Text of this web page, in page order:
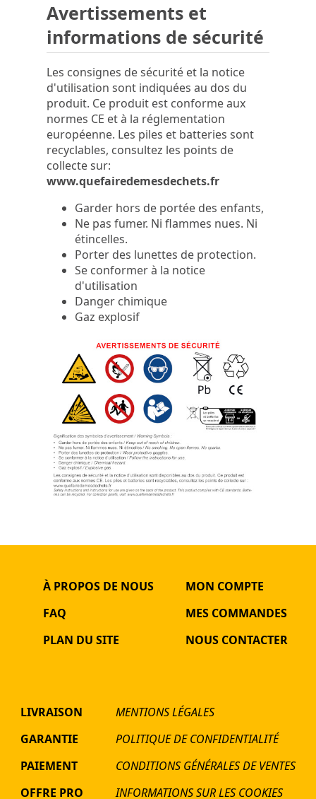
Avertissements et
informations de sécurité
Les consignes de sécurité et la notice
d'utilisation sont indiquées au dos du
produit. Ce produit est conforme aux
normes CE et à la réglementation
européenne. Les piles et batteries sont
recyclables, consultez les points de
collecte sur:
www.quefairedemesdechets.fr
Garder hors de portée des enfants,
Ne pas fumer. Ni flammes nues. Ni
étincelles.
Porter des lunettes de protection.
Se conformer à la notice
d'utilisation
Danger chimique
Gaz explosif
À PROPOS DE NOUS
FAQ
PLAN DU SITE
MON COMPTE
MES COMMANDES
NOUS CONTACTER
LIVRAISON
GARANTIE
PAIEMENT
OFFRE PRO
MENTIONS LÉGALES
POLITIQUE DE CONFIDENTIALITÉ
CONDITIONS GÉNÉRALES DE VENTES
INFORMATIONS SUR LES COOKIES